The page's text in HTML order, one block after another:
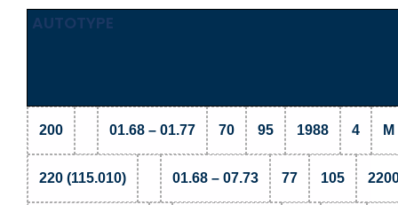
AUTOTYPE
200 01.68 – 01.77 70 95 1988 4
220 (115.010) 01.68 – 07.73 77 105